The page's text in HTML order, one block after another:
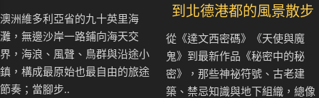
澳洲維多利亞省的九十英里海
灘，無邊沙岸一路鋪向海天交
界，海浪、風聲、鳥群與沿途小
鎮，構成最原始也最自由的旅途
節奏；當腳步..
到北德港都的風景散步
從《達文西密碼》《天使與魔
鬼》到最新作品《秘密中的秘
密》，那些神祕符號、古老建
築、禁忌知識與地下組織，總像